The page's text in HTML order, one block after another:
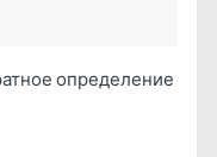
определение